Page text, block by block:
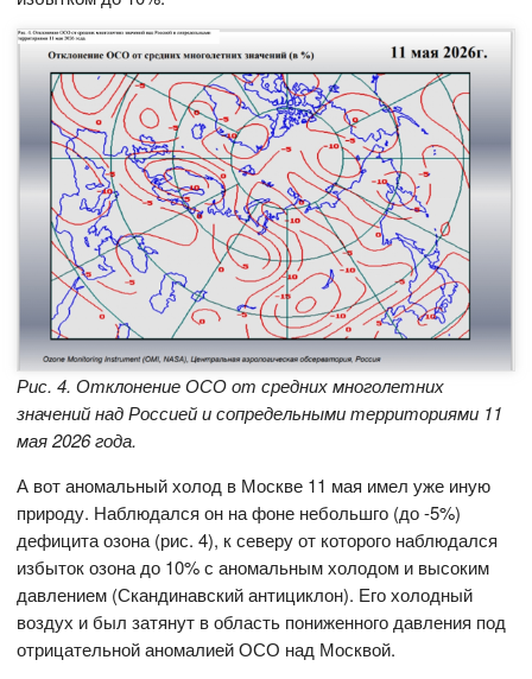
Рис. 4. Отклонение ОСО от средних многолетних
значений над Россией и сопредельными территориями 11
мая 2026 года.
А вот аномальный холод в Москве 11 мая имел уже иную
природу. Наблюдался он на фоне небольшго (до -5%)
дефицита озона (рис. 4), к северу от которого наблюдался
избыток озона до 10% с аномальным холодом и высоким
давлением (Скандинавский антициклон). Его холодный
воздух и был затянут в область пониженного давления под
отрицательной аномалией ОСО над Москвой.